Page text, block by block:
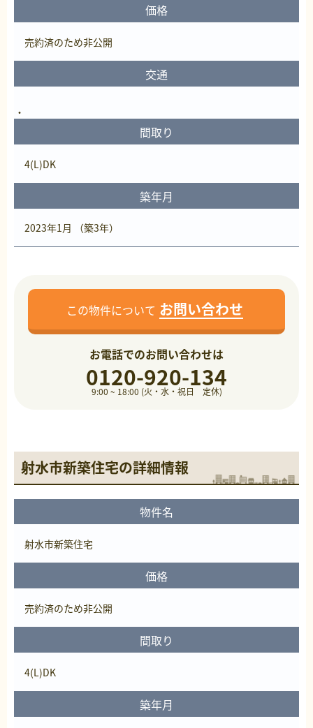
価格
売約済のため非公開
交通
間取り
4(L)DK
築年月
2023年1月 （築3年）
この物件について お問い合わせ
お電話でのお問い合わせは
0120-920-134
9:00 ~ 18:00 (火・水・祝日 定休)
射水市新築住宅の詳細情報
物件名
射水市新築住宅
価格
売約済のため非公開
間取り
4(L)DK
築年月